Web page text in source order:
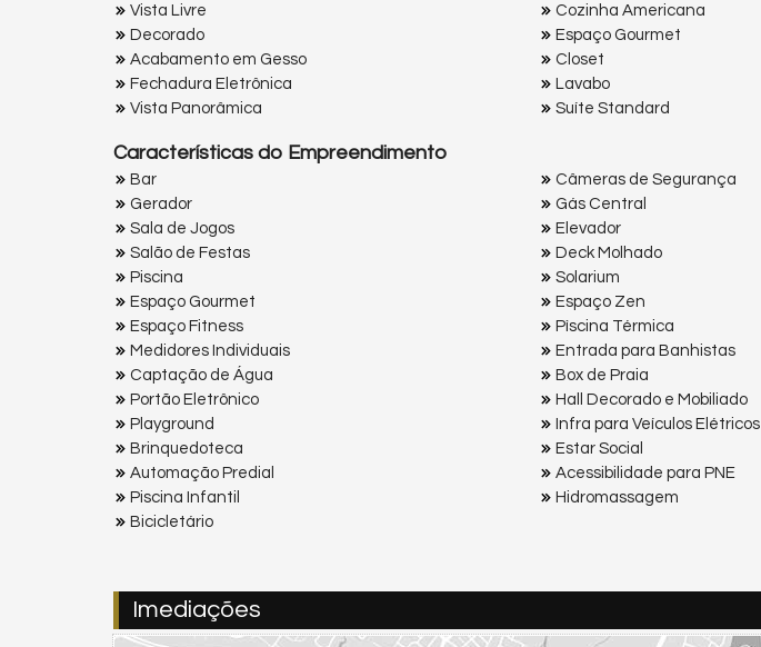
Vista Livre
Decorado
Acabamento em Gesso
Fechadura Eletrônica
Vista Panorâmica
Cozinha Americana
Espaço Gourmet
Closet
Lavabo
Suíte Standard
Características do Empreendimento
Bar
Gerador
Sala de Jogos
Salão de Festas
Piscina
Espaço Gourmet
Espaço Fitness
Medidores Individuais
Captação de Água
Portão Eletrônico
Playground
Brinquedoteca
Automação Predial
Piscina Infantil
Bicicletário
Câmeras de Segurança
Gás Central
Elevador
Deck Molhado
Solarium
Espaço Zen
Pìscina Térmica
Entrada para Banhistas
Box de Praia
Hall Decorado e Mobiliado
Infra para Veículos Elétricos
Estar Social
Acessibilidade para PNE
Hidromassagem
Imediações